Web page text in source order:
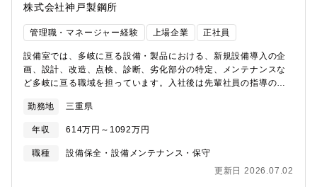
株式会社神戸製鋼所
管理職・マネージャー経験 上場企業 正社員
設備室では、多岐に亘る設備・製品における、新規設備導入の企
画、設計、改造、点検、診断、劣化部分の特定、メンテナンスな
ど多岐に亘る職域を担っています。入社後は先輩社員の指導の
をご担当いただきます。その後、徐々に対象設備を広げ、1年後に
は工場規模の設備エンジニア主担当となっていただくことを期待
します。また、今後のCNやDX関連投資の増加に伴う大型プロジ
ェクトへの参画や、海外工場設備（KAAP社：北米・中国）の投
どにチャレンジすることが可能です。＜対象設備＞・高温でアル
勤務地 三重県
年収 614万円～1092万円
職種
設備保全・設備メンテナンス・保守
更新日 2026.07.02